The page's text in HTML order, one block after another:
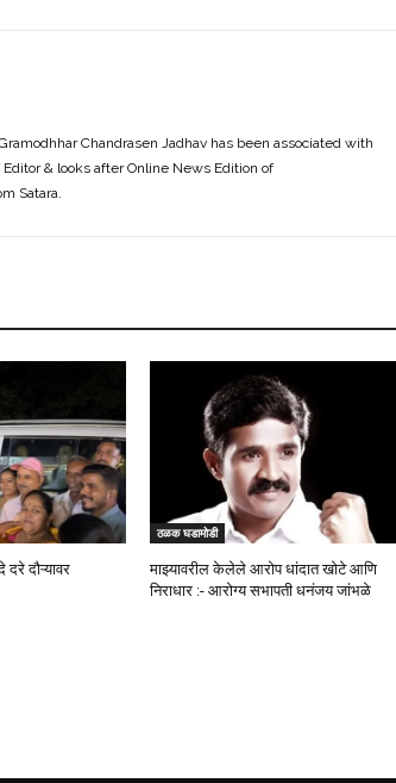
Chandrasen Jadhav has been associated with
& looks after Online News Edition of
Satara.
दौऱ्यावर
ठळक घडामोडी
माझ्यावरील केलेले आरोप धांदात खोटे आणि
निराधार :- आरोग्य सभापती धनंजय जांभळे